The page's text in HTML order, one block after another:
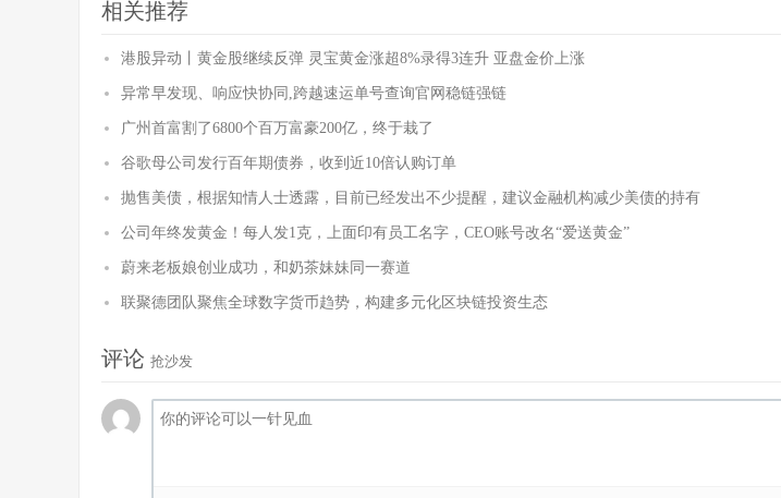
相关推荐
港股异动丨黄金股继续反弹 灵宝黄金涨超8%录得3连升 亚盘金价上涨
异常早发现、响应快协同,跨越速运单号查询官网稳链强链
广州首富割了6800个百万富豪200亿，终于栽了
谷歌母公司发行百年期债券，收到近10倍认购订单
抛售美债，根据知情人士透露，目前已经发出不少提醒，建议金融机构减少美债的持有
公司年终发黄金！每人发1克，上面印有员工名字，CEO账号改名“爱送黄金”
蔚来老板娘创业成功，和奶茶妹妹同一赛道
联聚德团队聚焦全球数字货币趋势，构建多元化区块链投资生态
评论 抢沙发